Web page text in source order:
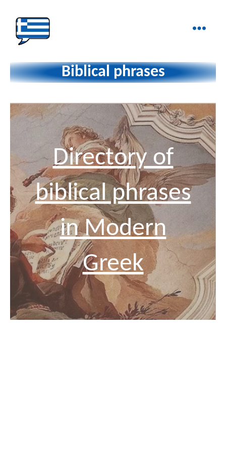
στα
Δάχτυλα!
Biblical phrases
Directory of
biblical phrases
in Modern
Greek